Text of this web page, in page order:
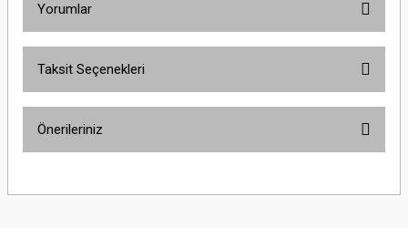
Yorumlar
Taksit Seçenekleri
Önerileriniz
yetersiz gördüğünüz noktaları öneri formunu kullanarak tarafımıza